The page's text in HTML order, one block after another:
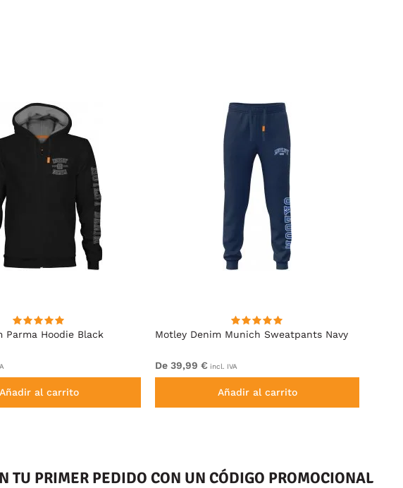
Parma Hoodie Black
Añadir al carrito
Motley Denim Munich Sweatpants Navy
De 39,99 € incl. IVA
Añadir al carrito
TU PRIMER PEDIDO CON UN CÓDIGO PROMOCIONAL